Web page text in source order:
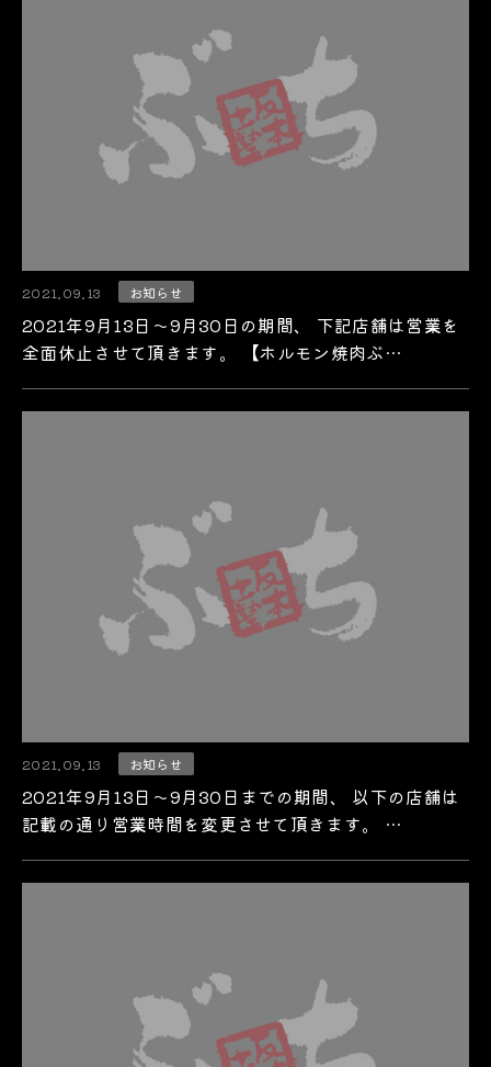
2021.09.13 お知らせ
2021年9月13日～9月30日の期間、 下記店舗は営業を
全面休止させて頂きます。 【ホルモン焼肉ぶ…
2021.09.13 お知らせ
2021年9月13日～9月30日までの期間、 以下の店舗は
記載の通り営業時間を変更させて頂きます。 …